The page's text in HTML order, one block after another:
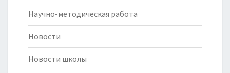
Научно-методическая работа
Новости
Новости школы